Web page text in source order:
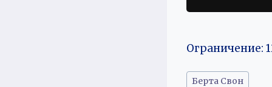
Ограничение:
Метки
Берта Свон